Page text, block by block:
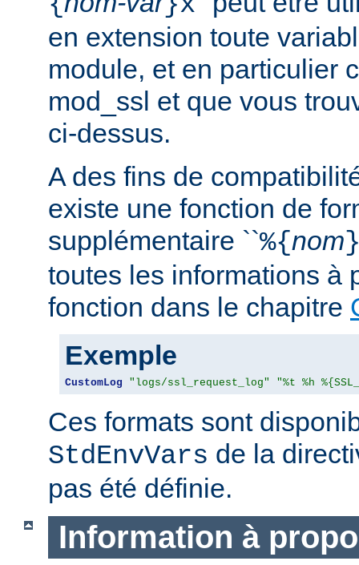
en extension toute
module, et en particulier
mod_ssl et que vous
ci-dessus.
A des fins de
existe une fonction de
supplémentaire ``%{nom
toutes les informations à
fonction dans le chapitre
Exemple
CustomLog "logs/ssl_request_log" "%t %h
Ces formats sont
StdEnvVars de la
pas été définie.
Information à